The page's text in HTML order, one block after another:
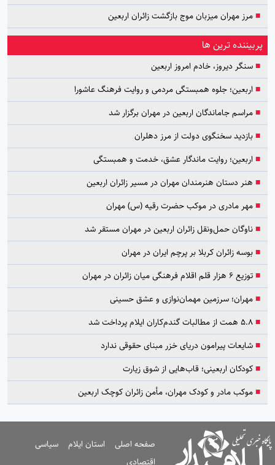
■مرز مهران میزبان موج بازگشت زائران اربعین
پربیننده ترین ها
■سنگر دیروز، خادم امروز اربعین
■ اربعین؛ جلوه همبستگی مردمی و روایت فرهنگ عاشورا
■مراسم جاماندگان اربعین در مهران برگزار شد
■بازدید سخنگوی دولت از مرز دهلران
■ اربعین؛ روایت ماندگار عشق، خدمت و همبستگی
■ هنر دستان هنرمندان مهران در مسیر زائران اربعین
■مهر مادری در موکب حضرت رقیه (س) مهران
■ناوگان حمل‌ونقل زائران اربعین در مهران مستقر شد
■بوسه زائران کربلا بر پرچم ایران در مهران
■توزیع ۶ هزار قلم اقلام فرهنگی میان زائران در مهران
■مهران؛ سرزمین مهمان‌نوازی و عشق حسینی
■۵.۸ همت از مطالبات گندم‌کاران ایلام پرداخت شد
■شایعات پیرامون دریای خزر مبنای حقوقی ندارد
■کودکان اربعینی؛ قاب‌هایی از شوق زیارت
■موکب مادر و کودک مهران، مأمن زائران کوچک اربعین
صفحه اصلی استان ایلام
سیاسی
اقتصادی